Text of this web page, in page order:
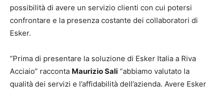
possibilità di avere un servizio clienti con cui potersi
confrontare e la presenza costante dei collaboratori di
Esker.
“Prima di presentare la soluzione di Esker Italia a Riva
Acciaio” racconta Maurizio Sali “abbiamo valutato la
qualità dei servizi e l’affidabilità dell’azienda. Avere Esker